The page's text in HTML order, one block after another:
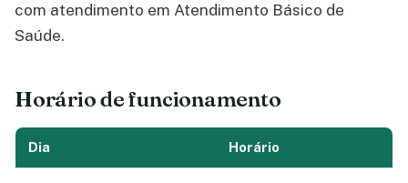
com atendimento em Atendimento Básico de
Saúde.
Horário de funcionamento
Dia Horário